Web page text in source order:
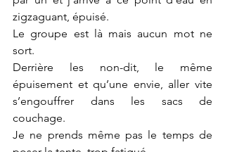
zigzaguant, épuisé.
Le groupe est là mais aucun mot ne
sort.
Derrière les non-dit, le même
épuisement et qu’une envie, aller vite
s’engouffrer dans les sacs de
couchage.
Je ne prends même pas le temps de